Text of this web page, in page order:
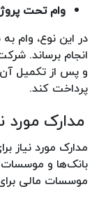
وام تحت
در این نوع، وام
انجام برساند.
و پس از تکمیل
پرداخت کند.
مدارک مورد
مدارک مورد نیاز
بانک‌ها و
موسسات مالی